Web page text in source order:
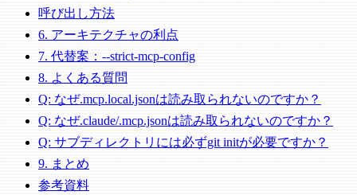
呼び出し方法
6. アーキテクチャの利点
7. 代替案：--strict-mcp-config
8. よくある質問
Q: なぜ.mcp.local.jsonは読み取られないのですか？
Q: なぜ.claude/.mcp.jsonは読み取られないのですか？
Q: サブディレクトリには必ずgit initが必要ですか？
9. まとめ
参考資料